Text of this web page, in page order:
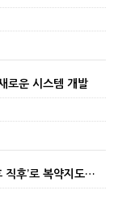
로운 시스템 개발
직후’로 복약지도…